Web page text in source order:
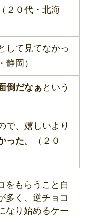
２０代・北海
して見てなかっ
静岡）
倒だなぁという
で、嬉しいより
った。（２０
をもらうこと自
多く、逆チョコ
なり始めるケー